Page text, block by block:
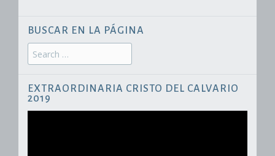
BUSCAR EN LA PÁGINA
Search
for:
EXTRAORDINARIA CRISTO DEL CALVARIO
2019